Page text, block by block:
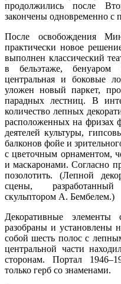
продолжились после
закончены одновременно с
После освобождения
практически новое
выполнен классический
в бельэтаже,
центральная и боковые
уложен новый паркет,
парадных лестниц. В
количество лепных
расположенных на фризах
деятелей культуры,
балконов фойе и
с цветочным орнаментом,
и маскаронами. Согласно
позолотить. (Лепной
сцены,
скульптором А. Бембелем.)
Декоративные
разобраны и установлены
собой шесть полос с
центральной части
сторонам. Портал
только герб со знаменами.